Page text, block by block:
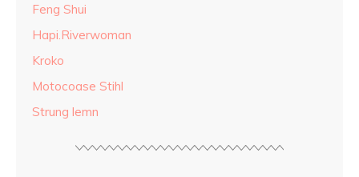
Feng Shui
Hapi.Riverwoman
Kroko
Motocoase Stihl
Strung lemn